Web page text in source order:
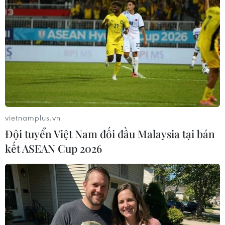
Cuộc biểu tình bắt nguồn từ lời kêu gọi của các đảng
bảo thủ, trong đó có đảng PP và Vox, phản đối việc
chính phủ xóa tội danh xúi giục nổi loạn, sửa đổi đạo
luật chống bạo lực tình dục.
vietnamplus.vn
Đội tuyển Việt Nam đối đầu Malaysia tại bán
kết ASEAN Cup 2026